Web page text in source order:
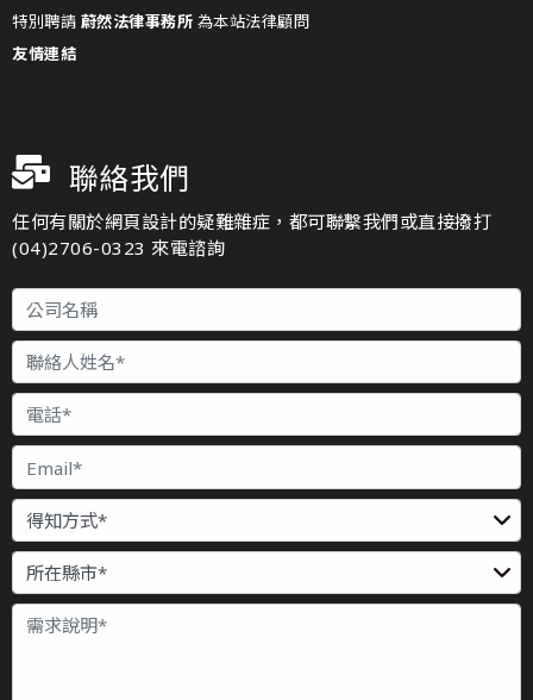
特別聘請 蔚然法律事務所 為本站法律顧問
友情連結
聯絡我們
任何有關於網頁設計的疑難雜症，都可聯繫我們或直接撥打
(04)2706-0323 來電諮詢